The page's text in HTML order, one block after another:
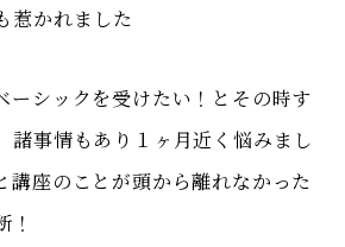
惹かれました
ーシックを受けたい！とその時す
諸事情もあり１ヶ月近く悩みまし
講座のことが頭から離れなかった
！